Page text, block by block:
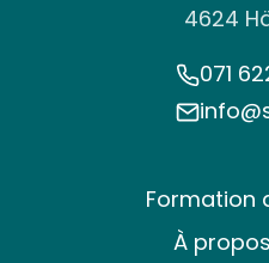
4624
071
Formation
À